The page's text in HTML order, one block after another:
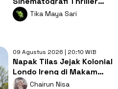
Misteri Bernyawa
Kearifan Lokal
Tika Maya Sari
09 Agustus 2026 | 20:10 WIB
Napak Tilas Jejak Kolonial
Londo Ireng di Makam
Kherkof Purworejo
Chairun Nisa